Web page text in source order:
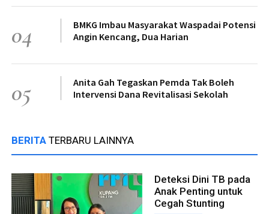
04
BMKG Imbau Masyarakat Waspadai Potensi
Angin Kencang, Dua Harian
05
Anita Gah Tegaskan Pemda Tak Boleh
Intervensi Dana Revitalisasi Sekolah
BERITA TERBARU LAINNYA
Deteksi Dini TB pada
Anak Penting untuk
Cegah Stunting